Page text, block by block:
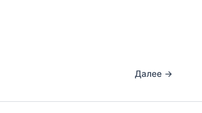
Далее →